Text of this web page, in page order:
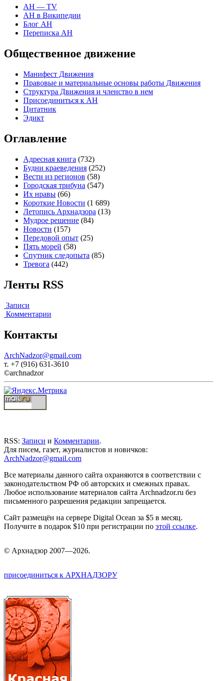
АН — TV
АН в Википедии
Блог АН
Переписка АН
Общественное движение
Манифест Движения
Правовые и материальные основы работы Движения
Структура Движения и членство в нем
Присоединиться к АН
Цитатник
Эдикт
Оглавление
Адресная книга (732)
Будни краеведения (252)
Вести из регионов (58)
Городская трибуна (547)
Их нравы (66)
Короткие Новости (1 689)
Летопись Архнадзора (13)
Мудрое решение (84)
Новости (157)
Передовой опыт (25)
Пять морей (58)
Спутник следопыта (85)
Тревога (442)
Ленты RSS
Записи
Комментарии
Контакты
ArchNadzor@gmail.com
т. +7 (916) 631-3610
©archnadzor
RSS: Записи и Комментарии.
Для писем, газет, журналистов и новичков:
ArchNadzor@gmail.com
Все материалы данного сайта охраняются в соответствии с
законодательством РФ об авторских и смежных правах.
Любое использование материалов сайта Archnadzor.ru без
письменного разрешения редакции запрещается.
Сайт размещён на сервере Digital Ocean за $5 в месяц.
Получите в подарок $10 при регистрации по этой ссылке.
© Архнадзор 2007—2026.
присоединиться к АРХНАДЗОРУ